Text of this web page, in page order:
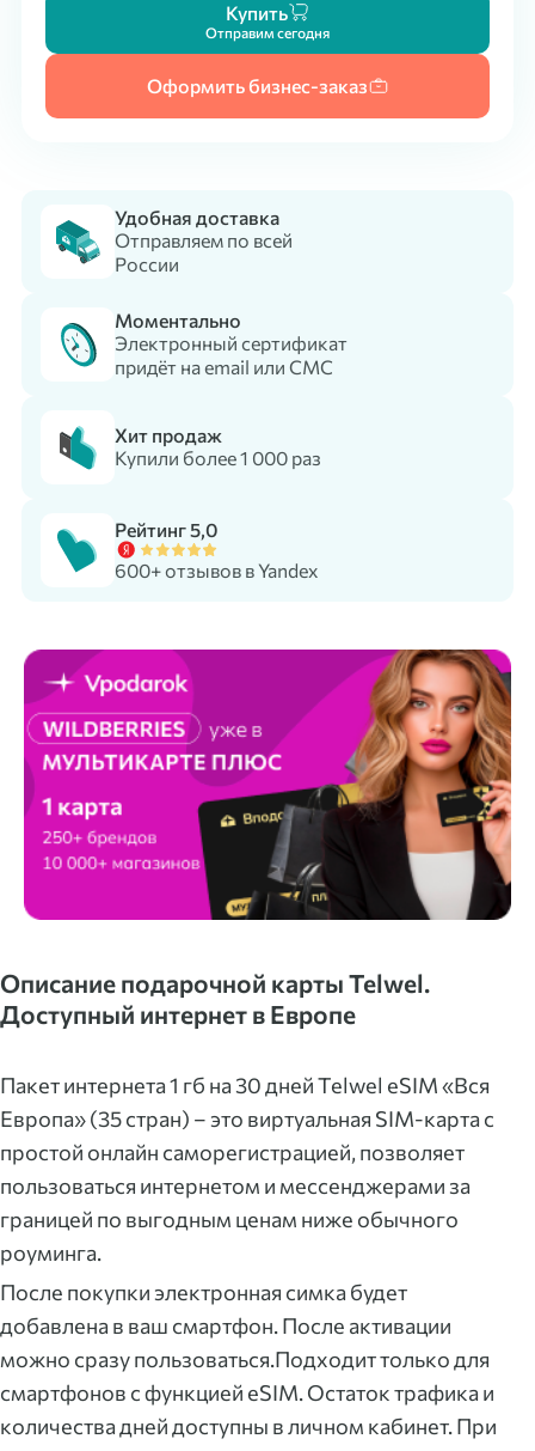
Купить
Отправим сегодня
Оформить бизнес-заказ
Удобная доставка
Отправляем по всей
России
Моментально
Электронный сертификат
придёт на email или СМС
Хит продаж
Купили более 1 000 раз
Рейтинг 5,0
600+ отзывов в Yandex
Описание подарочной карты Telwel.
Доступный интернет в Европе
Пакет интернета 1 гб на 30 дней Telwel eSIM «Вся
Европа» (35 стран) – это виртуальная SIM-карта с
простой онлайн саморегистрацией, позволяет
пользоваться интернетом и мессенджерами за
границей по выгодным ценам ниже обычного
роуминга.
После покупки электронная симка будет
добавлена в ваш смартфон. После активации
можно сразу пользоваться.Подходит только для
смартфонов с функцией eSIM. Остаток трафика и
количества дней доступны в личном кабинет. При